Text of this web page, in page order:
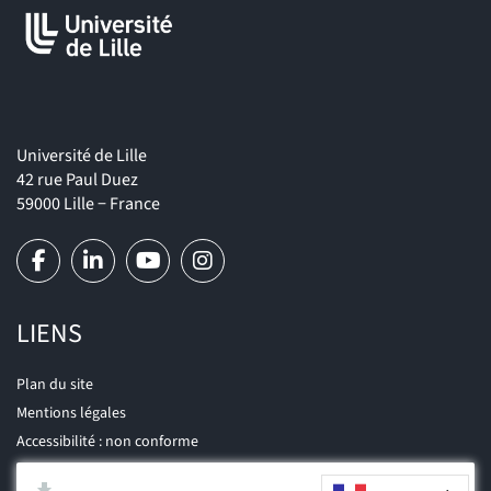
Université de Lille
42 rue Paul Duez
59000 Lille − France
LIENS
Plan du site
Mentions légales
Accessibilité : non conforme